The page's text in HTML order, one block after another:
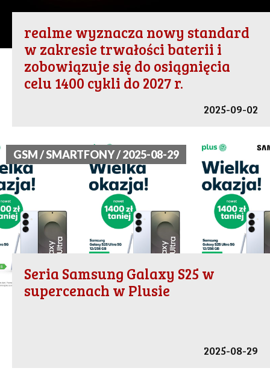
realme wyznacza nowy standard
w zakresie trwałości baterii i
zobowiązuje się do osiągnięcia
celu 1400 cykli do 2027 r.
2025-09-02
GSM / SMARTFONY / 2025-08-29
Seria Samsung Galaxy S25 w
supercenach w Plusie
2025-08-29